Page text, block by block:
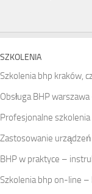
SZKOLENIA
Szkolenia bhp kraków,
Obsługa BHP
Profesjonalne
Zastosowanie
BHP w praktyce –
Szkolenia bhp on-line